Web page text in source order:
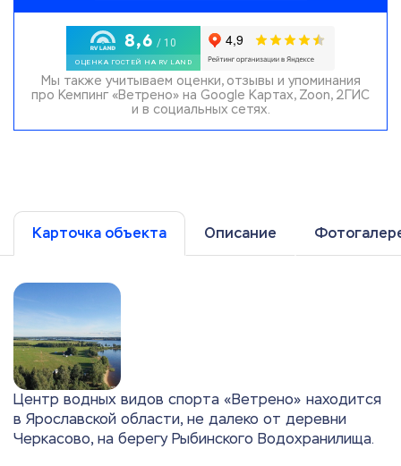
Мы также учитываем оценки, отзывы и упоминания
про Кемпинг «Ветрено» на Google Картах, Zoon, 2ГИС
и в социальных сетях.
Карточка объекта Описание
Центр водных видов спорта «Ветрено» находится
в Ярославской области, не далеко от деревни
Черкасово, на берегу Рыбинского Водохранилища.